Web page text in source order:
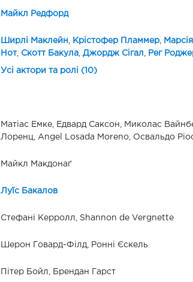
Майкл Редфорд
Ширлі Маклейн Крістофер Пламмер,
Нот, Скотт Бакула, Джордж Сігал Рег
Усі актори та ролі (10)
Матіас Емке, Едвард Саксон, Миколас
Лоренц, Angel Losada Moreno, Освальдо
Майкл Макдонаґ
Луїс Бакалов
Стефані Керролл, Shannon de Vergnette
Шерон Говард-Філд, Ронні Єскель
Пітер Бойл, Брендан Гарст